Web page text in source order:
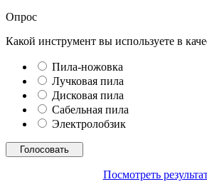
Опрос
Какой инструмент вы используете в
Пила-ножовка
Лучковая пила
Дисковая пила
Сабельная пила
Электролобзик
Посмотреть